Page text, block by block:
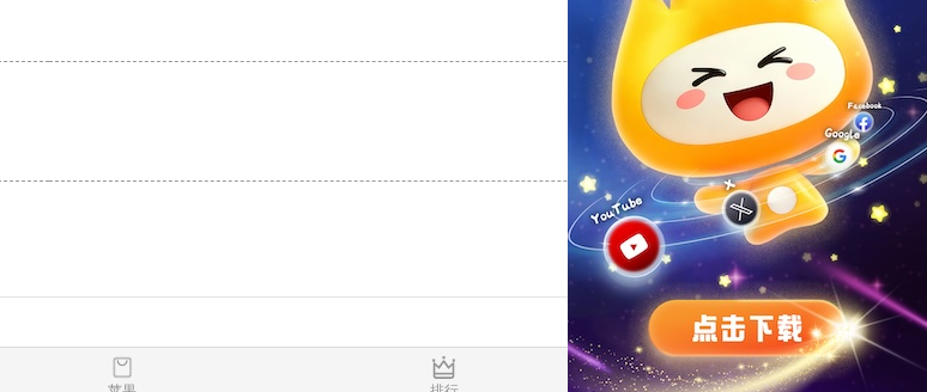
反对 [0]
支持[0] 反对[0]